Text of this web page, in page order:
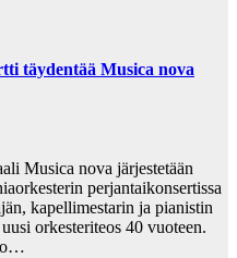
täydentää Musica nova
Musica nova järjestetään
perjantaikonsertissa
kapellimestarin ja pianistin
orkesteriteos 40 vuoteen.